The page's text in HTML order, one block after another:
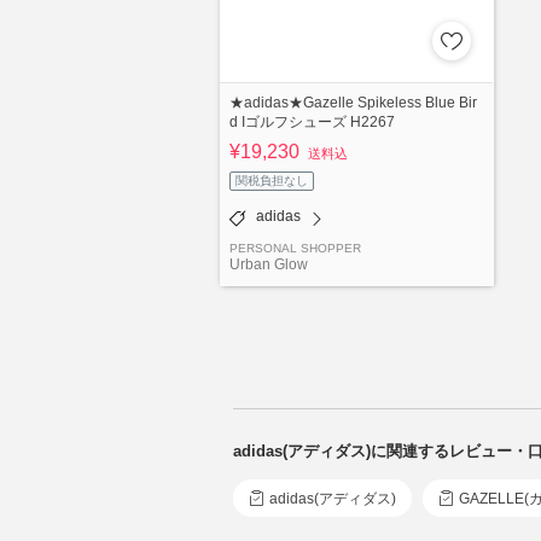
★adidas★Gazelle Spikeless Blue Bir
d Iゴルフシューズ H2267
¥19,230 送料込
関税負担なし
adidas
PERSONAL SHOPPER
Urban Glow
adidas(アディダス)に関連するレビュー・
adidas(アディダス) GAZELLE(